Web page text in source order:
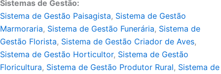
Sistemas de Gestão:
Sistema de Gestão Paisagista, Sistema de Gestão
Marmoraria, Sistema de Gestão Funerária, Sistema de
Gestão Florista, Sistema de Gestão Criador de Aves,
Sistema de Gestão Horticultor, Sistema de Gestão
Floricultura, Sistema de Gestão Produtor Rural, Sistema de